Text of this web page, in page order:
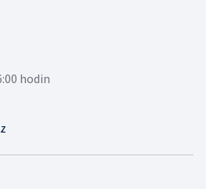
hodin